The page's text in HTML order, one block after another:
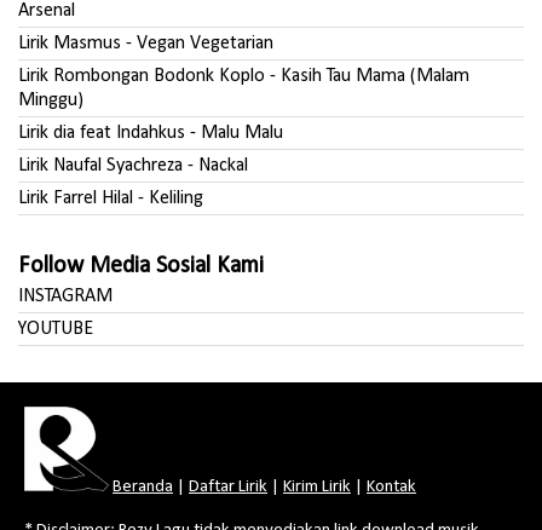
Arsenal
Lirik Masmus - Vegan Vegetarian
Lirik Rombongan Bodonk Koplo - Kasih Tau Mama (Malam
Minggu)
Lirik dia feat Indahkus - Malu Malu
Lirik Naufal Syachreza - Nackal
Lirik Farrel Hilal - Keliling
Follow Media Sosial Kami
INSTAGRAM
YOUTUBE
Beranda Daftar Lirik Kirim Lirik Kontak